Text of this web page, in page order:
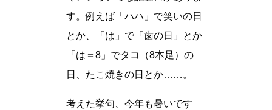
す。例えば「ハハ」で笑いの日
とか、「は」で「歯の日」とか
「は＝8」でタコ（8本足）の
日、たこ焼きの日とか……。
考えた挙句、今年も暑いです